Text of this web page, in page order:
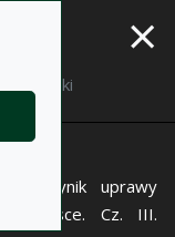
×
Notatki
na wynik uprawy
Polsce. Cz. III.